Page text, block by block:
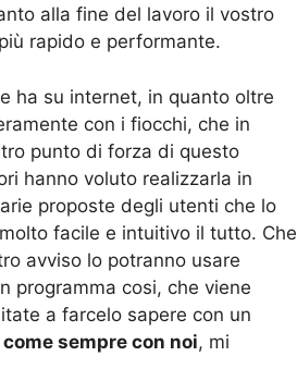
alla fine del lavoro il vostro
rapido e performante.
ha su internet, in quanto oltre
con i fiocchi, che in
punto di forza di questo
hanno voluto realizzarla in
proposte degli utenti che lo
facile e intuitivo il tutto. Che
avviso lo potranno usare
programma cosi, che viene
a farcelo sapere con un
sempre con noi, mi